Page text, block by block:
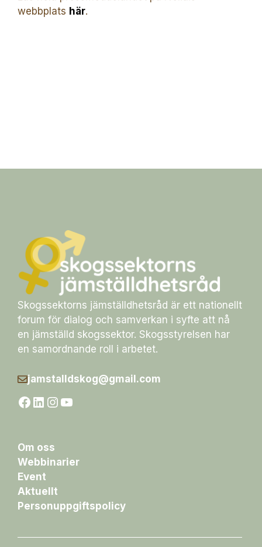
webbplats här.
Skogssektorns jämställdhetsråd är ett nationellt
forum för dialog och samverkan i syfte att nå
en jämställd skogssektor. Skogsstyrelsen har
en samordnande roll i arbetet.
jamstalldskog@gmail.com
Facebook
LinkedIn
Instagram
YouTube
Om oss
Webbinarier
Event
Aktuellt
Personuppgiftspolicy